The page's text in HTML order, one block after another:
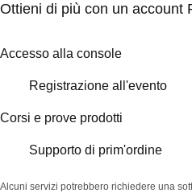
Ottieni di più con un account
Accesso alla console
Registrazione all'evento
Corsi e prove prodotti
Supporto di prim'ordine
Alcuni servizi potrebbero richiedere una